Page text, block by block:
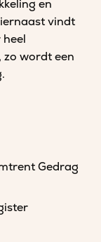
en
vindt
zo wordt een
Gedrag